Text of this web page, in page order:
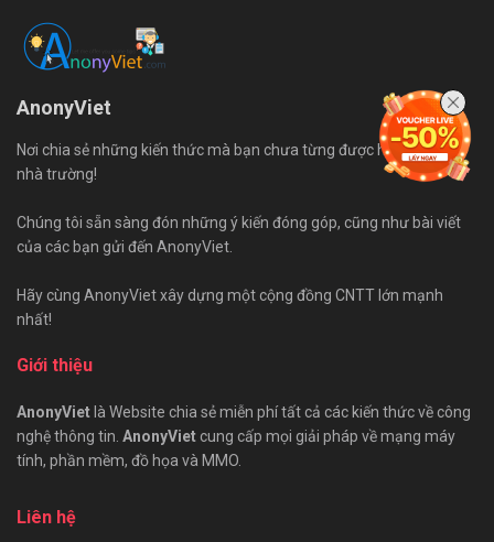
AnonyViet
Nơi chia sẻ những kiến thức mà bạn chưa từng được học trên ghế
nhà trường!
Chúng tôi sẵn sàng đón những ý kiến đóng góp, cũng như bài viết
của các bạn gửi đến AnonyViet.
Hãy cùng AnonyViet xây dựng một cộng đồng CNTT lớn mạnh
nhất!
Giới thiệu
AnonyViet là Website chia sẻ miễn phí tất cả các kiến thức về công
nghệ thông tin. AnonyViet cung cấp mọi giải pháp về mạng máy
tính, phần mềm, đồ họa và MMO.
Liên hệ